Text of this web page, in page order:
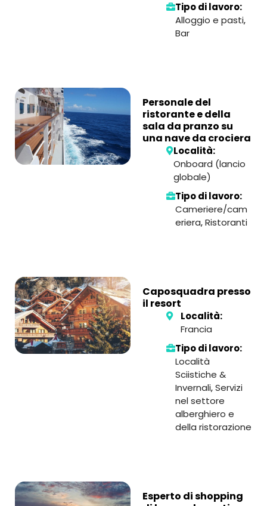
Tipo di lavoro:
Alloggio e pasti,
Bar
Personale del
ristorante e della
sala da pranzo su
una nave da crociera
Località:
Onboard (lancio
globale)
Tipo di lavoro:
Cameriere/cam
eriera,Ristoranti
Caposquadra presso
il resort
Località:
Francia
Tipo di lavoro:
Località
Sciistiche &
Invernali,Servizi
nel settore
alberghiero e
della ristorazione
Esperto di shopping